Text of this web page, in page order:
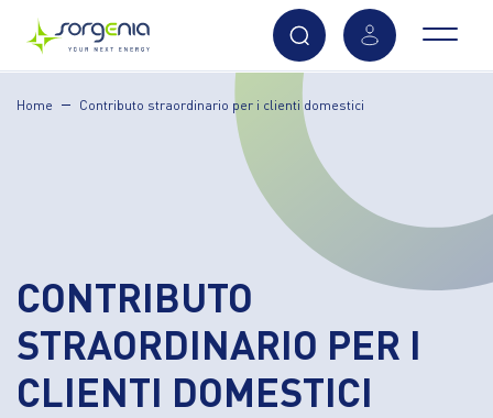
Home Contributo straordinario per i clienti domestici
CONTRIBUTO
STRAORDINARIO PER I
CLIENTI DOMESTICI